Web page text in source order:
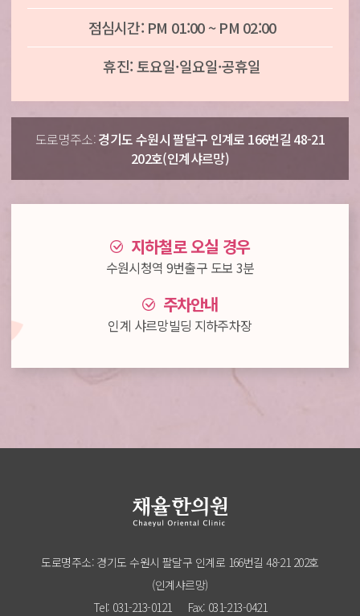
점심시간: PM 01:00 ~ PM 02:00
휴진: 토요일·일요일·공휴일
도로명주소:경기도 수원시 팔달구 인계로 166번길 48-21
202호(인계샤르망)
지하철로 오실 경우
수원시청역 9번출구 도보 3분
주차안내
인계 샤르망빌딩 지하주차장
도로명주소: 경기도 수원시 팔달구 인계로 166번길 48-21 202호
(인계샤르망)
Tel: 031-213-0121
Fax: 031-213-0421